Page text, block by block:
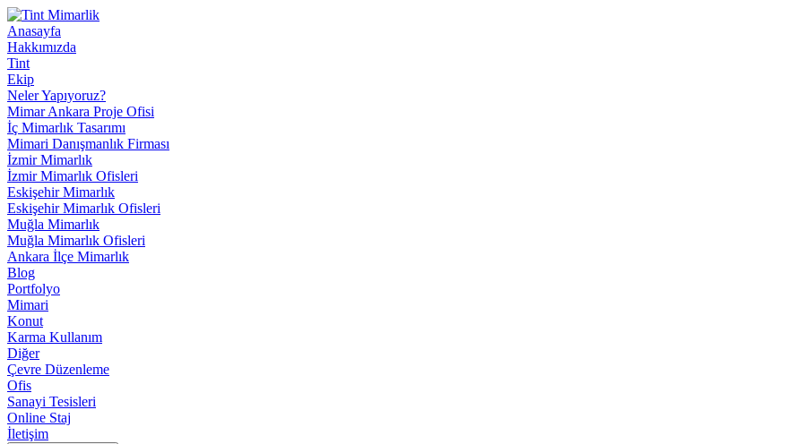
Anasayfa
Hakkımızda
Tint
Ekip
Neler Yapıyoruz?
Mimar Ankara Proje Ofisi
İç Mimarlık Tasarımı
Mimari Danışmanlık Firması
İzmir Mimarlık
İzmir Mimarlık Ofisleri
Eskişehir Mimarlık
Eskişehir Mimarlık Ofisleri
Muğla Mimarlık
Muğla Mimarlık Ofisleri
Ankara İlçe Mimarlık
Blog
Portfolyo
Mimari
Konut
Karma Kullanım
Diğer
Çevre Düzenleme
Ofis
Sanayi Tesisleri
Online Staj
İletişim